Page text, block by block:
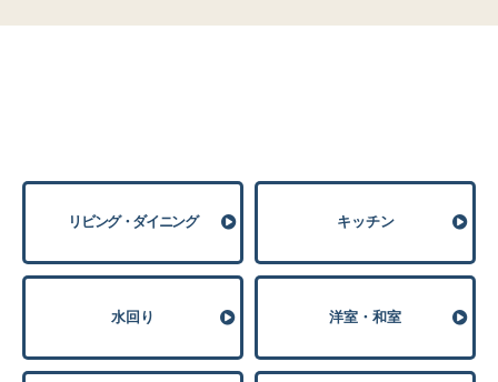
リビング・ダイニング キッチン
⽔回り 洋室・和室